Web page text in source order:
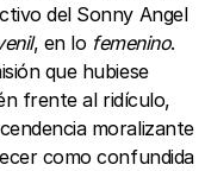
del Sonny Angel
, en lo femenino.
que hubiese
frente al ridículo,
moralizante
como confundida